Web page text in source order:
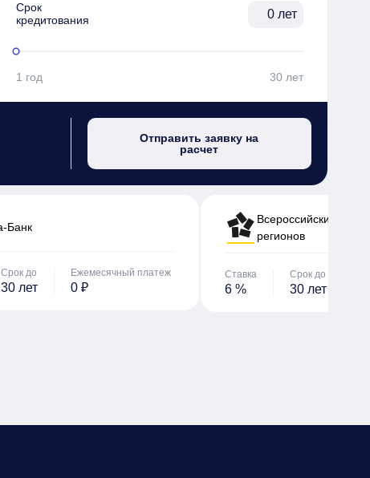
Срок
кредитования
лет
1 год 30 лет
Отправить заявку на
расчет
Банк
Срок до
30 лет
Ежемесячный платеж
0 ₽
Всероссийский банк
регионов
Ставка
6 %
Срок до
30 лет